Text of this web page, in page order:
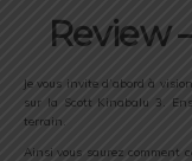
Review
Je vous invite d’abord à
sur la Scott Kinabalu 3.
terrain.
Ainsi vous saurez comment